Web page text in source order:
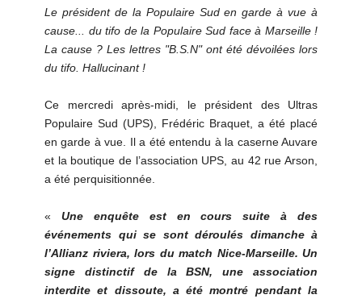
Le président de la Populaire Sud en garde à vue à
cause... du tifo de la Populaire Sud face à Marseille !
La cause ? Les lettres "B.S.N" ont été dévoilées lors
du tifo. Hallucinant !
Ce mercredi après-midi, le président des Ultras
Populaire Sud (UPS), Frédéric Braquet, a été placé
en garde à vue. Il a été entendu à la caserne Auvare
et la boutique de l’association UPS, au 42 rue Arson,
a été perquisitionnée.
« Une enquête est en cours suite à des
événements qui se sont déroulés dimanche à
l’Allianz riviera, lors du match Nice-Marseille. Un
signe distinctif de la BSN, une association
interdite et dissoute, a été montré pendant la